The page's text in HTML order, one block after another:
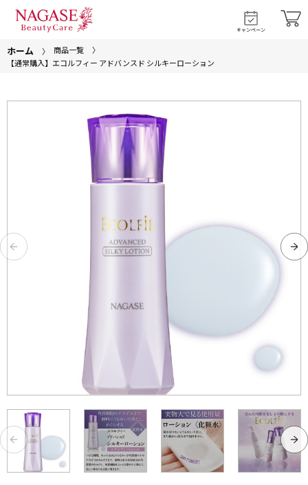
キャンペーン
ホーム
商品一覧
【通常購入】エコルフィー アドバンスド シルキーローション